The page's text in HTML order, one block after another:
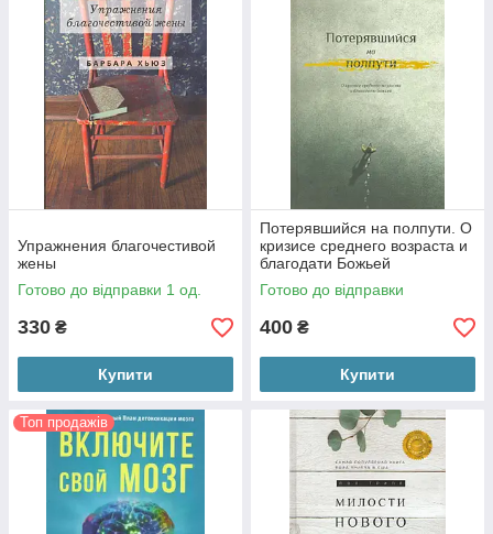
Упражнения благочестивой
жены
Готово до відправки 1 од.
330 ₴
Купити
Потерявшийся на полпути. О
кризисе среднего возраста и
благодати Божьей
Готово до відправки
400 ₴
Купити
Топ продажів